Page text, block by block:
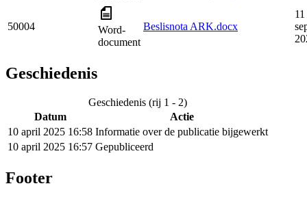
50004
Word-
document
Beslisnota ARK.docx
11
Geschiedenis
Geschiedenis (rij 1 - 2)
Datum
Actie
10 april 2025 16:58 Informatie over de publicatie bijgewerkt
10 april 2025 16:57 Gepubliceerd
Footer